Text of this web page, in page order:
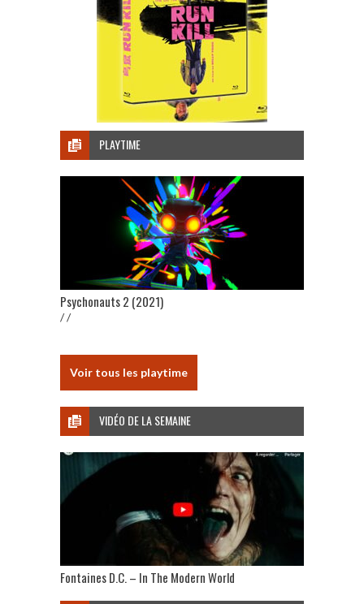
PLAYTIME
Psychonauts 2 (2021)
/ /
Voir tous les playtime
VIDÉO DE LA SEMAINE
Fontaines D.C. – In The Modern World